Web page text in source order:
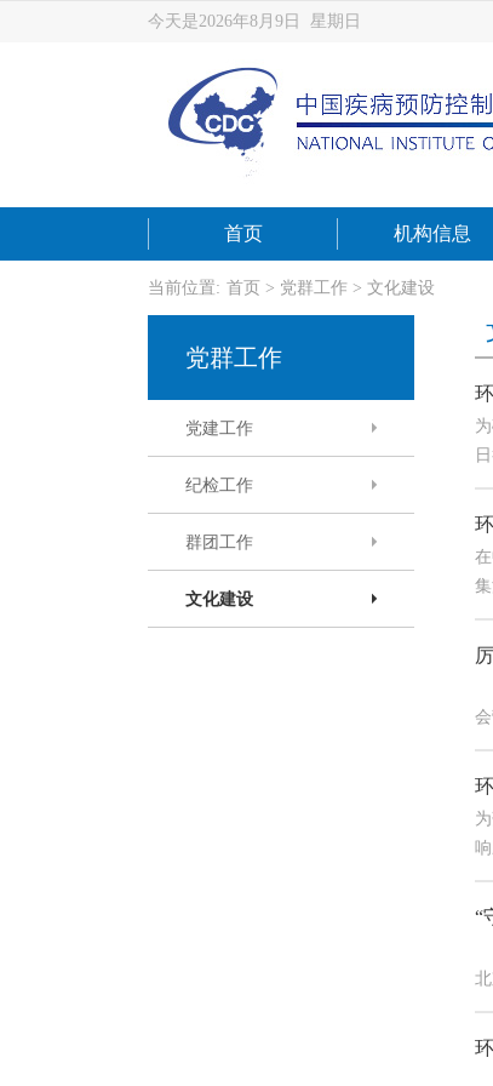
今天是2026年8月9日 星期日
首页 机构信息
当前位置: 首页 > 党群工作 > 文化建设
党群工作
党建工作
纪检工作
群团工作
文化建设
“